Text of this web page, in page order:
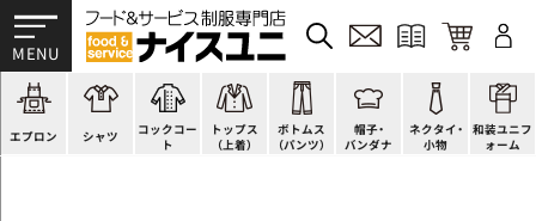
エプロン
かぶり型
スモック風
厨房用
ラップエプロン
シャツ
ピンタック
Tシャツ
ポロシャツ
和風シャツ(Asian)コックコー
ト
ショップコート
スタンダード
ファッション
キッズ
トップス
（上着）
法被(はっぴ)
調理白衣
カットソー
ジャンバー
ボトムス
（パンツ）
イージーパンツ
ワンピース
厨房シューズ
フロアシューズ
帽子・
バンダナ
洋帽子
コック帽
衛生帽子
ヘアネット
ネクタイ・
小物
ネクタイ
蝶ネクタイ
リボン・スカーフ
クロスタイ
和装ユニフ
ォーム
帯
草履、足袋など
着付小物
きもの